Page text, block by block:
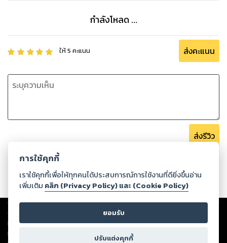
กำลังโหลด ...
ให้5 คะแนน ส่งคะแนน
ส่งรีวิว
Copyright ©2026Storylog Co., Ltd. - สตอรี่ล็อกขอสงวนสิทธิ์ไม่รับผิดชอบ
ต่อผลงานหรือเนื้อหาใดที่อัปโหลดผ่านเว็บไซต์และปรากฏว่าละเมิดสิทธิใน
ทรัพย์สินทางปัญญาของบุคคลอื่นหรือขัดต่อกฎหมายและศีลธรรม ดังนั้น ผู้อ่าน
ทุกท่านโปรดใช้วิจารณญาณในการกลั่นกรองด้วยตนเอง และหากท่านพบว่าส่วน
การใช้คุกกี้
เราใช้คุกกี้เพื่อให้ทุกคนได้ประสบการณ์การใช้งานที่ดียิ่งขึ้นอ่าน
เพิ่มเติม คลิก (Privacy Policy) และ (Cookie Policy)
ยอมรับ
ปรับแต่งคุกกี้